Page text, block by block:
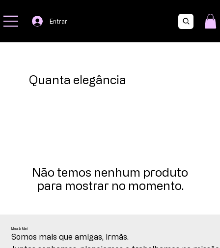
Entrar
Quanta elegância
Não temos nenhum produto
para mostrar no momento.
Mara & Mari
Somos mais que amigas, irmãs.